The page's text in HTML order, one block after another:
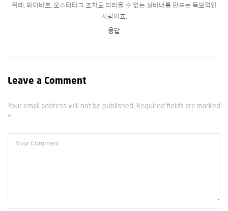
뮈레, 와이바흐, 오스터타그 조차도 따라올 수 없는 실바너를 만드는 독보적인
사람이죠.
응답
Leave a Comment
Your email address will not be published. Required fields are marked
*